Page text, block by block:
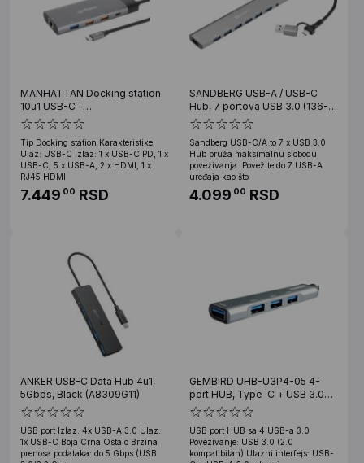
MANHATTAN Docking station
10u1 USB-C -
2xHDMI/5xUSB/LAN/PD 100W
(130714)
Tip Docking station Karakteristike
Ulaz: USB-C Izlaz: 1 x USB-C PD, 1 x
USB-C, 5 x USB-A, 2 x HDMI, 1 x
RJ45 HDMI
7.449 00 RSD
SANDBERG USB-A / USB-C
Hub, 7 portova USB 3.0 (136-
66)
Sandberg USB-C/A to 7 x USB 3.0
Hub pruža maksimalnu slobodu
povezivanja. Povežite do 7 USB-A
uređaja kao što
4.099 00 RSD
ANKER USB-C Data Hub 4u1,
5Gbps, Black (A8309G11)
USB port Izlaz: 4x USB-A 3.0 Ulaz:
1x USB-C Boja Crna Ostalo Brzina
prenosa podataka: do 5 Gbps (USB
GEMBIRD UHB-U3P4-05 4-
port HUB, Type-C + USB 3.0
Aluminum
USB port HUB sa 4 USB-a 3.0
Povezivanje: USB 3.0 (2.0
kompatibilan) Ulazni interfejs: USB-